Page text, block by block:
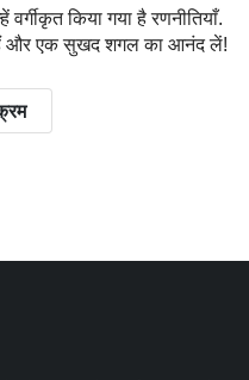
किया गया है रणनीतियाँ.
और एक सुखद शगल का आनंद लें!